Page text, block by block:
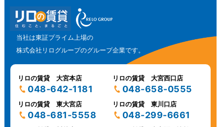
当社は東証プライム上場の
株式会社リログループのグループ企業です。
リロの賃貸 大宮本店
048-642-1181
リロの賃貸 大宮西口店
048-658-0555
リロの賃貸 東大宮店
048-681-5558
リロの賃貸 東川口店
048-299-6661